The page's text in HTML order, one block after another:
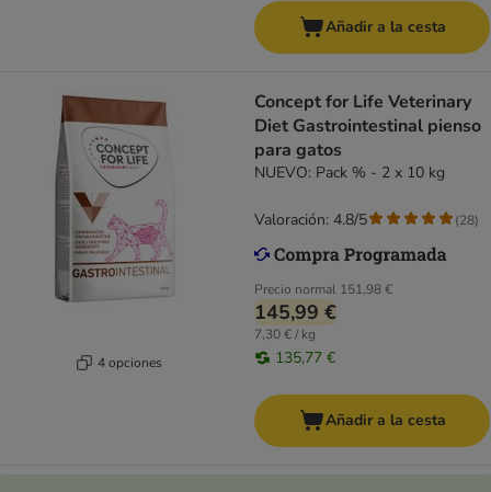
Añadir a la cesta
4 opciones
Concept for Life Veterinary
Diet Gastrointestinal pienso
para gatos
NUEVO: Pack % - 2 x 10 kg
Precio normal 151,98 €
145,99 €
7,30 € / kg
135,77 €
Valoración: 4.8/5 (28)
Añadir a la cesta